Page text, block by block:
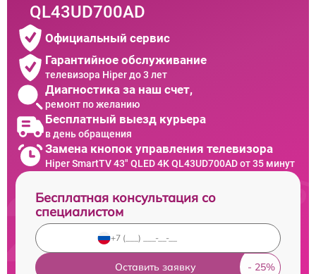
QL43UD700AD
Официальный сервис
Гарантийное обслуживание
телевизора Hiper до 3 лет
Диагностика за наш счет,
ремонт по желанию
Бесплатный выезд курьера
в день обращения
Замена кнопок управления телевизора
Hiper SmartTV 43" QLED 4K QL43UD700AD от 35 минут
Бесплатная консультация со
специалистом
Оставить заявку